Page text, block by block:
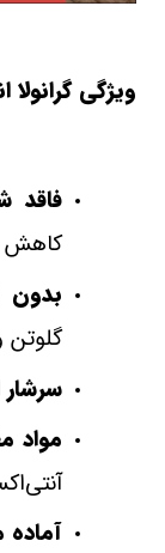
ویژگی‌
فاقد
کاهش
بدون
سرشار
مواد